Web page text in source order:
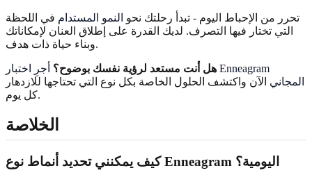
تحرر من الإحباط اليوم - تبدأ رحلتك نحو النمو المستدام في اللحظة
التي تختار فيها التصرف. لديك القدرة على إطلاق العنان لإمكاناتك
وبناء حياة ذات هدف.
هل أنت مستعد لرؤية نفسك بوضوح؟ أجرِ اختبار Enneagram
المجاني الآن واكتشف الحلول الخاصة بكل نوع التي تحتاجها للازدهار
كل يوم.
الخلاصة
كيف يمكنني تحديد أنماط نوع Enneagram اليومية؟